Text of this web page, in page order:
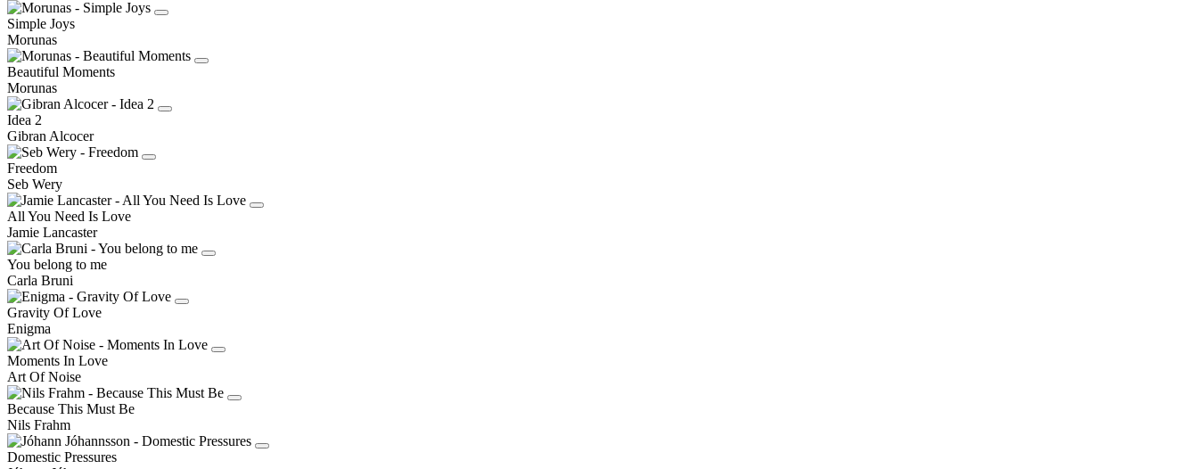
Simple Joys
Morunas
Beautiful Moments
Morunas
Idea 2
Gibran Alcocer
Freedom
Seb Wery
All You Need Is Love
Jamie Lancaster
You belong to me
Carla Bruni
Gravity Of Love
Enigma
Moments In Love
Art Of Noise
Because This Must Be
Nils Frahm
Domestic Pressures